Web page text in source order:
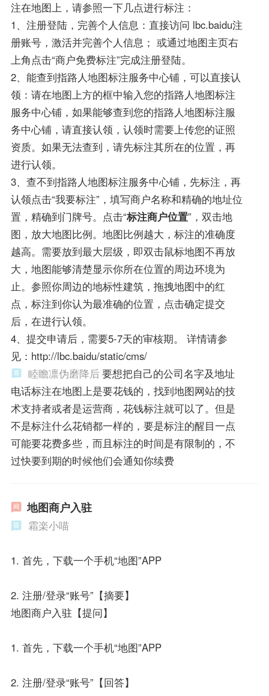
注在地图上，请参照一下几点进行标注：
1、注册登陆，完善个人信息：直接访问 lbc.baidu注
册账号，激活并完善个人信息； 或通过地图主页右
上角点击“商户免费标注”完成注册登陆。
2、能查到指路人地图标注服务中心铺，可以直接认
领：请在地图上方的框中输入您的指路人地图标注
服务中心铺，如果能够查到您的指路人地图标注服
务中心铺，请直接认领，认领时需要上传您的证照
资质。如果无法查到，请先标注其所在的位置，再
进行认领。
3、查不到指路人地图标注服务中心铺，先标注，再
认领点击“我要标注”，填写商户名称和精确的地址位
置，精确到门牌号。点击“标注商户位置”，双击地
图，放大地图比例。地图比例越大，标注的准确度
越高。需要放到最大层级，即双击鼠标地图不再放
大，地图能够清楚显示你所在位置的周边环境为
止。参照你周边的地标性建筑，拖拽地图中的红
点，标注到你认为最准确的位置，点击确定提交
后，在进行认领。
4、提交申请后，需要5-7天的审核期。 详情请参
见：http://lbc.baidu/static/cms/
睦瞻凛伪磨降后要想把自己的公司名字及地址
电话标注在地图上是要花钱的，找到地图网站的技
术支持者或者是运营商，花钱标注就可以了。但是
不是标注什么花销都一样的，要是标注的醒目一点
可能要花费多些，而且标注的时间是有限制的，不
过快要到期的时候他们会通知你续费
地图商户入驻
霜楽小喵
1. 首先，下载一个手机“地图”APP
2. 注册/登录“账号”【摘要】
地图商户入驻【提问】
1. 首先，下载一个手机“地图”APP
2. 注册/登录“账号”【回答】